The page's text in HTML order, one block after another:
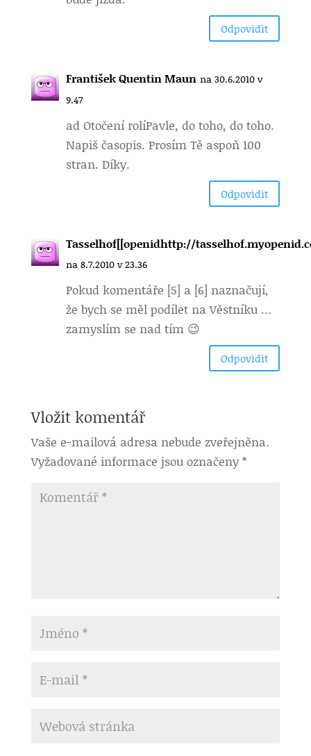
Odpovìdìt
František Quentin Maun na 30.6.2010 v
9.47
ad Otočení rolíPavle, do toho, do toho.
Napiš časopis. Prosím Tě aspoň 100
stran. Díky.
Odpovìdìt
Tasselhof[[openidhttp://
na 8.7.2010 v 23.36
Pokud komentáře [5] a [6] naznačují,
že bych se měl podílet na Věstníku …
zamyslím se nad tím 😉
Odpovìdìt
Vložit komentář
Vaše e-mailová adresa nebude zveřejněna.
Vyžadované informace jsou označeny*